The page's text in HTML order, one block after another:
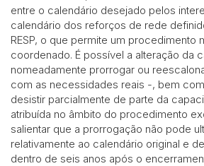
entre o calendário desejado pelos
calendário dos reforços de rede
RESP, o que permite um procedimento
coordenado. É possível a alteração da
nomeadamente prorrogar ou
com as necessidades reais -, bem
desistir parcialmente de parte da
atribuída no âmbito do procedimento
salientar que a prorrogação não pode
relativamente ao calendário original e
dentro de seis anos após o